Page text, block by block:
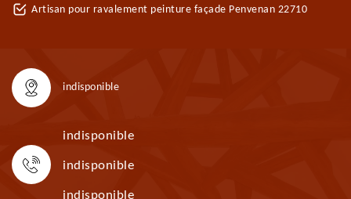
Artisan pour ravalement peinture façade Penvenan 22710
indisponible
indisponible
indisponible
indisponible